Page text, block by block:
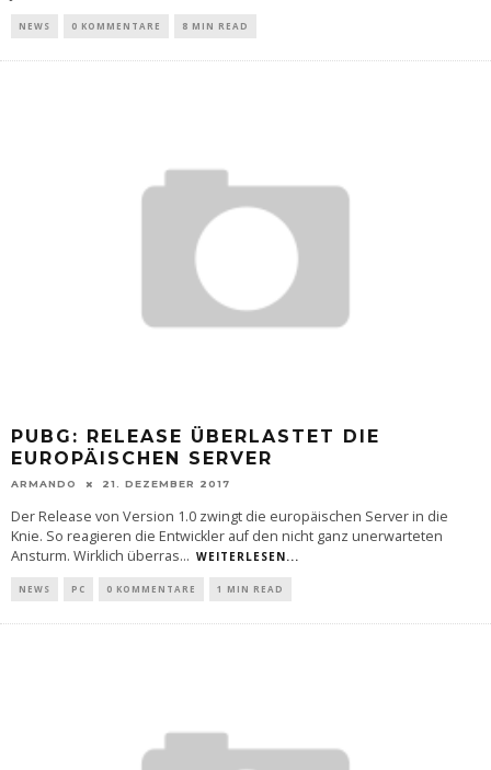
NEWS 0 KOMMENTARE 8 MIN READ
PUBG: RELEASE ÜBERLASTET DIE
EUROPÄISCHEN SERVER
ARMANDO 21. DEZEMBER 2017
Der Release von Version 1.0 zwingt die europäischen Server in die
Knie. So reagieren die Entwickler auf den nicht ganz unerwarteten
Ansturm. Wirklich überras... WEITERLESEN...
NEWS PC 0 KOMMENTARE 1 MIN READ